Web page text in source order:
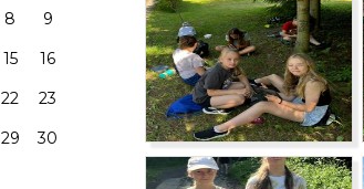
8
9
15
16
22
23
29
30